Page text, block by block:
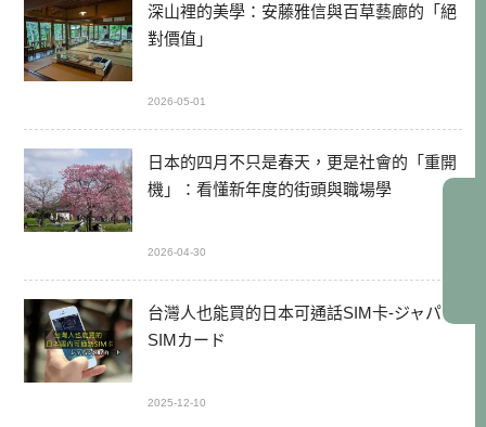
深山裡的美學：安藤雅信與百草藝廊的「絕
對價值」
2026-05-01
日本的四月不只是春天，更是社會的「重開
機」：看懂新年度的街頭與職場學
2026-04-30
台灣人也能買的日本可通話SIM卡-ジャパン
SIMカード
2025-12-10